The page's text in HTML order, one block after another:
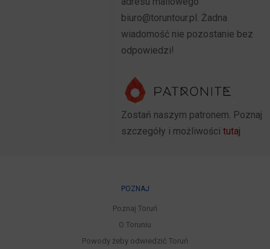
biuro@toruntour.pl. Żadna
wiadomość nie pozostanie bez
odpowiedzi!
Zostań naszym patronem. Poznaj
szczegóły i możliwości tutaj
POZNAJ
Poznaj Toruń
O Toruniu
Powody żeby odwiedzić Toruń